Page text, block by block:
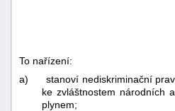
To nařízení:
a)
stanoví nediskriminační
ke zvláštnostem národních
plynem;